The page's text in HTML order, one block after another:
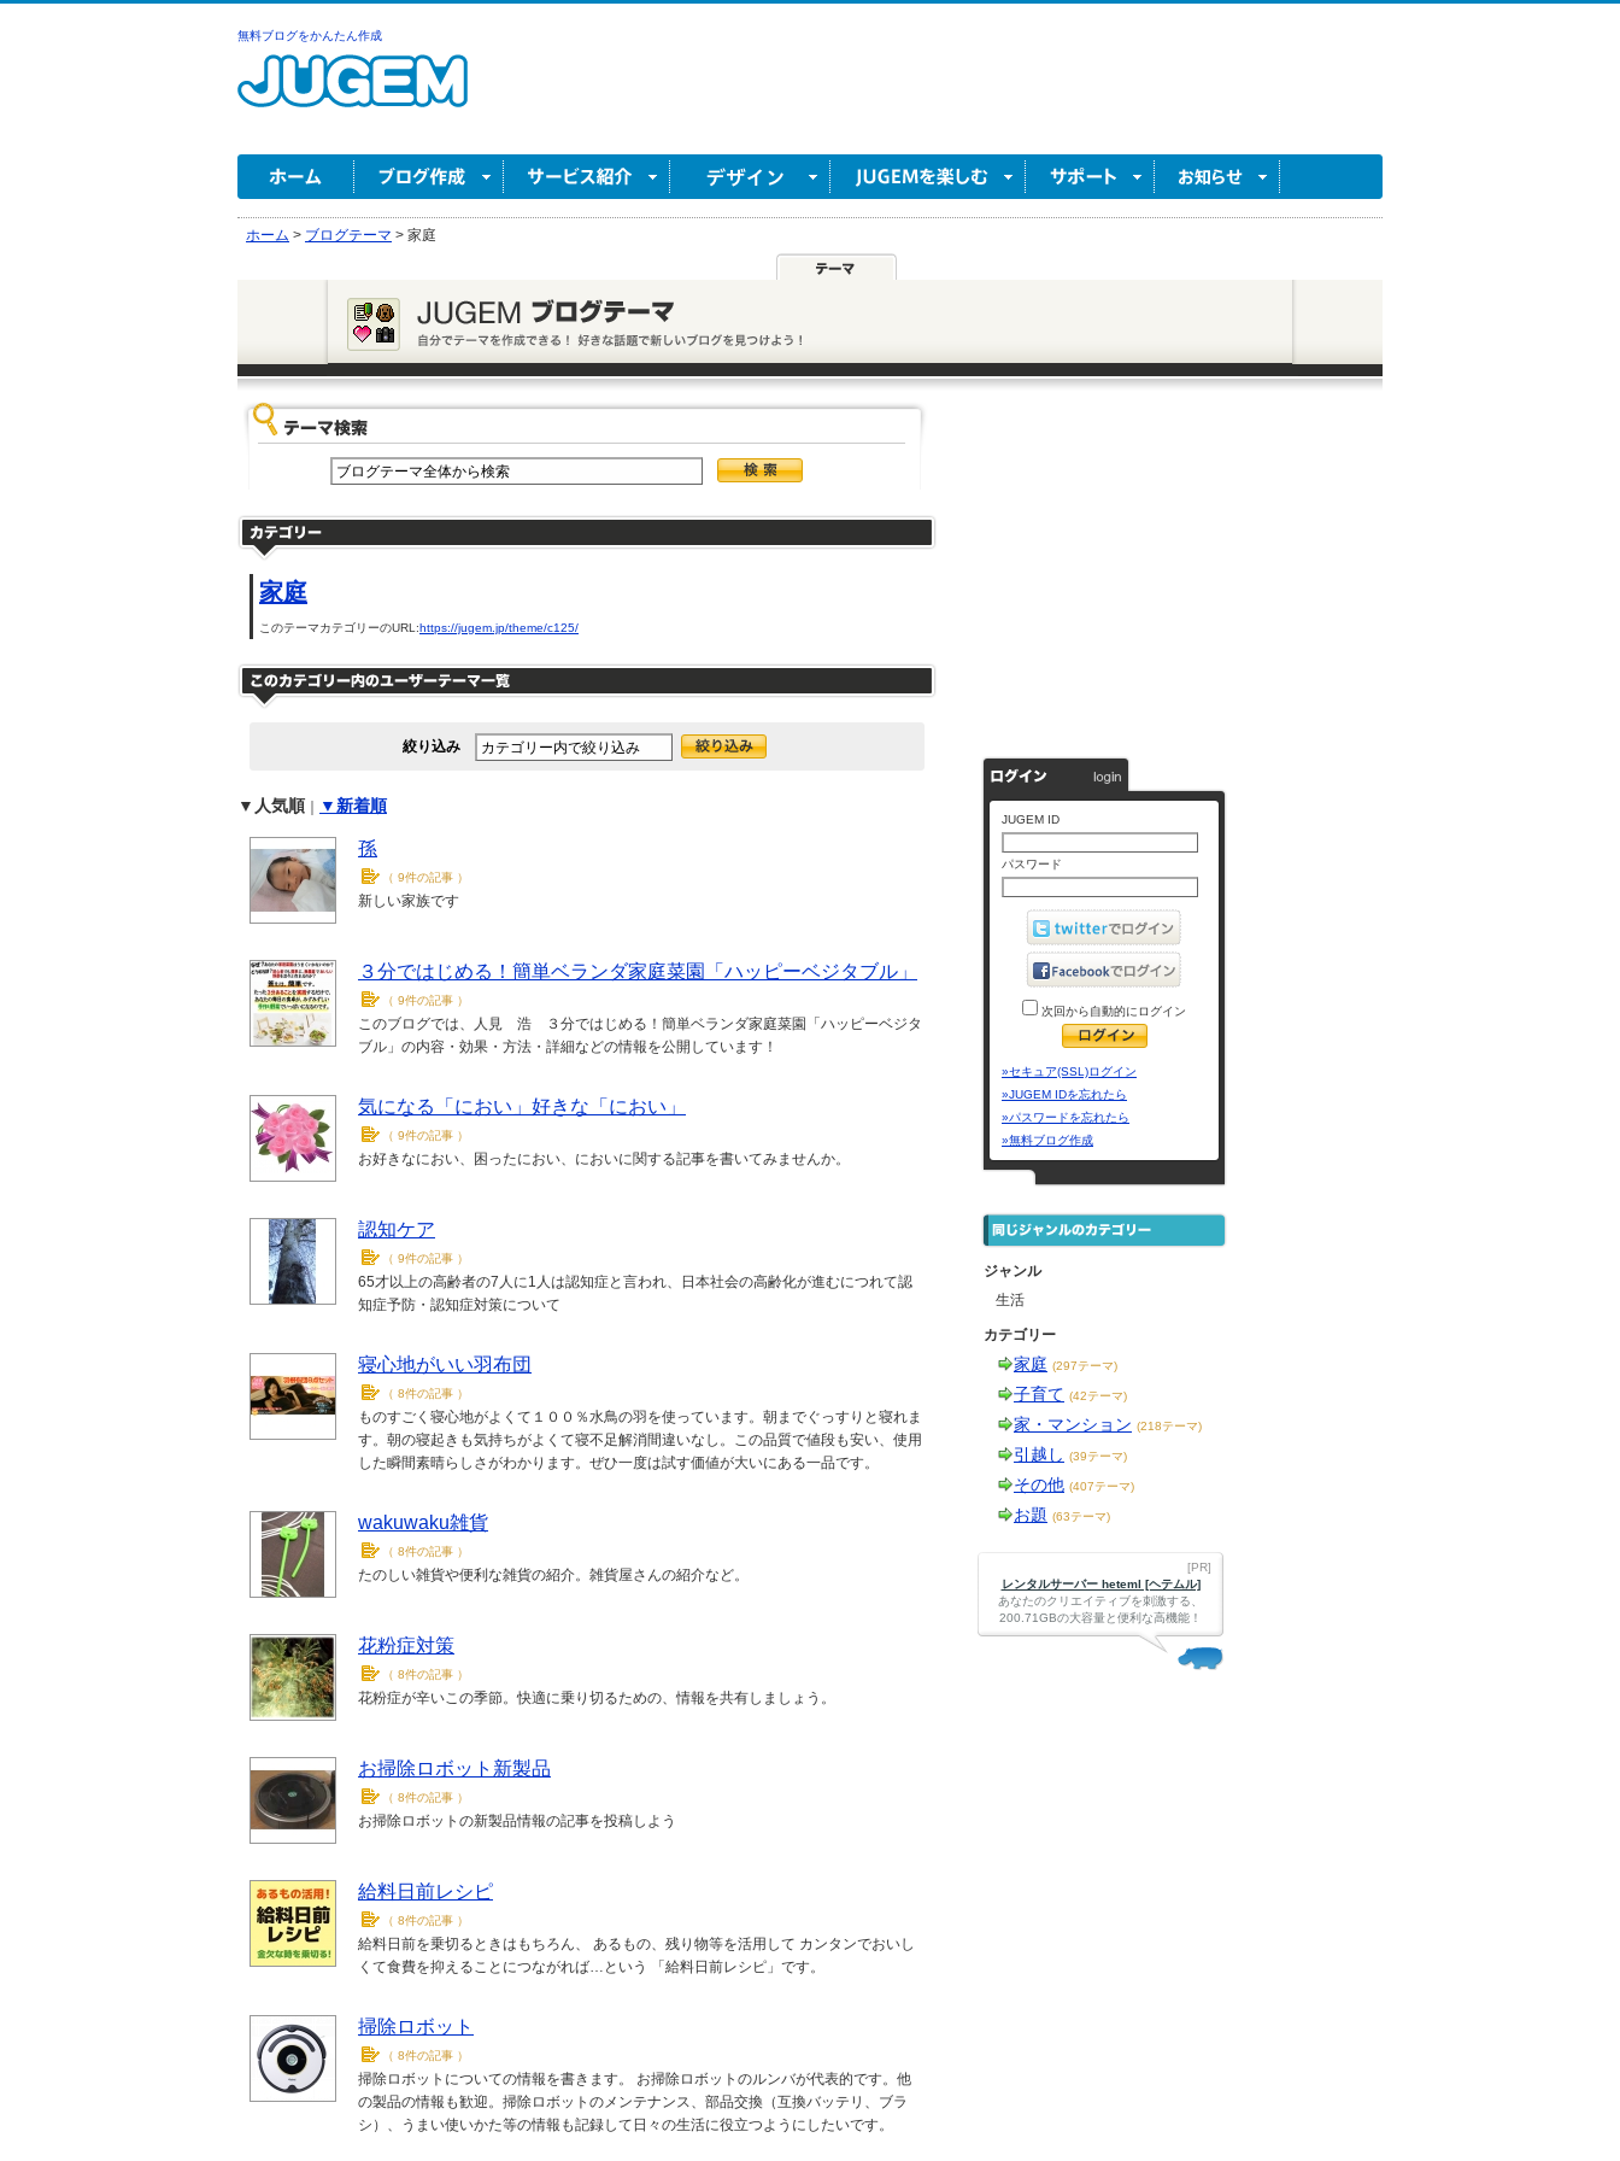
無料ブログをかんたん作成
ホーム > ブログテーマ > 家庭
家庭
このテーマカテゴリーのURL:https://jugem.jp/theme/c125/
絞り込み
▼人気順 ▼新着順
孫
（ 9件の記事 ）
新しい家族です
３分ではじめる！簡単ベランダ家庭菜園「ハッピーベジタブル」
（ 9件の記事 ）
このブログでは、人見 浩 ３分ではじめる！簡単ベランダ家庭菜園「ハッピーベジタ
ブル」の内容・効果・方法・詳細などの情報を公開しています！
気になる「におい」好きな「におい」
（ 9件の記事 ）
お好きなにおい、困ったにおい、においに関する記事を書いてみませんか。
認知ケア
（ 9件の記事 ）
65才以上の高齢者の7人に1人は認知症と言われ、日本社会の高齢化が進むにつれて認
知症予防・認知症対策について
寝心地がいい羽布団
（ 8件の記事 ）
ものすごく寝心地がよくて１００％水鳥の羽を使っています。朝までぐっすりと寝れま
す。朝の寝起きも気持ちがよくて寝不足解消間違いなし。この品質で値段も安い、使用
した瞬間素晴らしさがわかります。ぜひ一度は試す価値が大いにある一品です。
wakuwaku雑貨
（ 8件の記事 ）
たのしい雑貨や便利な雑貨の紹介。雑貨屋さんの紹介など。
花粉症対策
（ 8件の記事 ）
花粉症が辛いこの季節。快適に乗り切るための、情報を共有しましょう。
お掃除ロボット新製品
（ 8件の記事 ）
お掃除ロボットの新製品情報の記事を投稿しよう
給料日前レシピ
（ 8件の記事 ）
給料日前を乗切るときはもちろん、 あるもの、残り物等を活用して カンタンでおいし
くて食費を抑えることにつながれば…という 「給料日前レシピ」です。
掃除ロボット
（ 8件の記事 ）
掃除ロボットについての情報を書きます。 お掃除ロボットのルンバが代表的です。他
の製品の情報も歓迎。掃除ロボットのメンテナンス、部品交換（互換バッテリ、ブラ
シ）、うまい使いかた等の情報も記録して日々の生活に役立つようにしたいです。
JUGEM ID
パスワード
次回から自動的にログイン
»セキュア(SSL)ログイン
»JUGEM IDを忘れたら
»パスワードを忘れたら
»無料ブログ作成
ジャンル
生活
カテゴリー
家庭 (297テーマ)
子育て (42テーマ)
家・マンション (218テーマ)
引越し (39テーマ)
その他 (407テーマ)
お題 (63テーマ)
[PR]
レンタルサーバー heteml [ヘテムル]
あなたのクリエイティブを刺激する、
200.71GBの大容量と便利な高機能！